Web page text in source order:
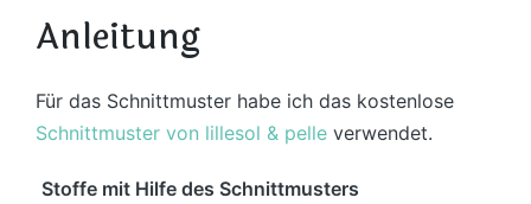
Anleitung
Für das Schnittmuster habe ich das kostenlose
Schnittmuster von lillesol & pelle verwendet.
Stoffe mit Hilfe des Schnittmusters